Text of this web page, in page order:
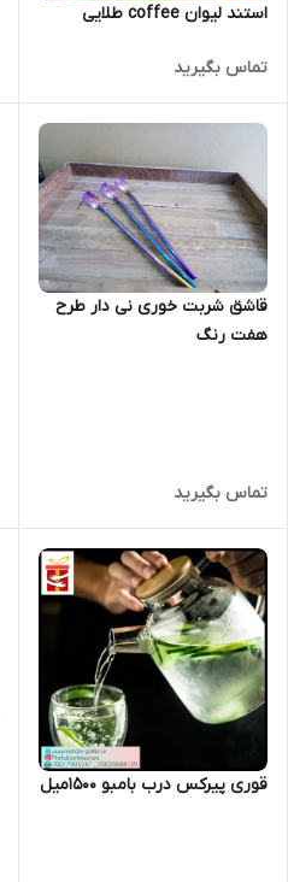
استند لیوان coffee طلایی
تماس بگیرید
قاشق شربت خوری نی دار طرح
هفت رنگ
تماس بگیرید
قوری پیرکس درب بامبو 1500میل